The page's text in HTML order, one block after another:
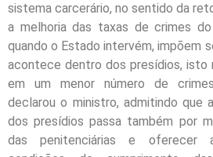
sistema carcerário, no sentido da
a melhoria das taxas de crimes
quando o Estado intervém, impõem
acontece dentro dos presídios, isto
em um menor número de
declarou o ministro, admitindo que
dos presídios passa também por
das penitenciárias e oferecer